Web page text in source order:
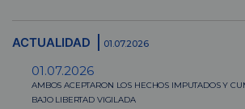
ACTUALIDAD 01.07.2026
01.07.2026
AMBOS ACEPTARON LOS HECHOS IMPUTADOS Y
BAJO LIBERTAD VIGILADA